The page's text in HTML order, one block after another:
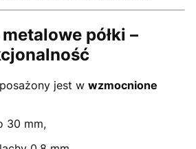
półki –
jest w wzmocnione
30 mm,